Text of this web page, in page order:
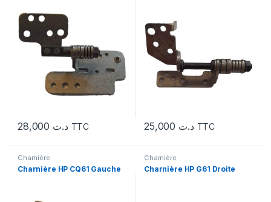
د.ت TTC د.ت TTC
Charnière
Charnière HP CQ61 Gauche
Charnière
Charnière HP G61 Droite